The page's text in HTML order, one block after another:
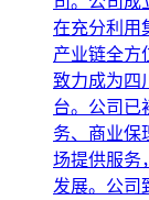
在充分利用
产业链全方
致力成为四
台。公司已
务、商业保
场提供服务
发展。公司